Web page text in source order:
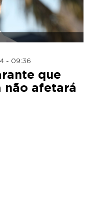
- 09:36
que
não afetará